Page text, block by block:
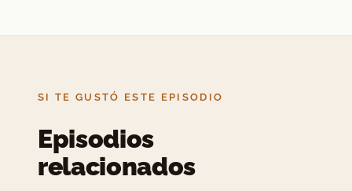
SI TE GUSTÓ ESTE EPISODIO
Episodios
relacionados